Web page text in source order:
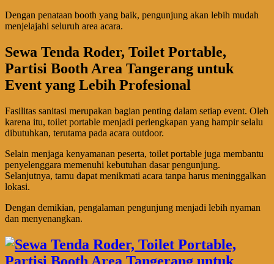
Dengan penataan booth yang baik, pengunjung akan lebih mudah
menjelajahi seluruh area acara.
Sewa Tenda Roder, Toilet Portable,
Partisi Booth Area Tangerang untuk
Event yang Lebih Profesional
Fasilitas sanitasi merupakan bagian penting dalam setiap event. Oleh
karena itu, toilet portable menjadi perlengkapan yang hampir selalu
dibutuhkan, terutama pada acara outdoor.
Selain menjaga kenyamanan peserta, toilet portable juga membantu
penyelenggara memenuhi kebutuhan dasar pengunjung.
Selanjutnya, tamu dapat menikmati acara tanpa harus meninggalkan
lokasi.
Dengan demikian, pengalaman pengunjung menjadi lebih nyaman
dan menyenangkan.